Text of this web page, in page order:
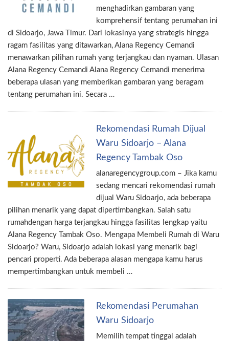
menghadirkan gambaran yang
komprehensif tentang perumahan ini
di Sidoarjo, Jawa Timur. Dari lokasinya yang strategis hingga
ragam fasilitas yang ditawarkan, Alana Regency Cemandi
menawarkan pilihan rumah yang terjangkau dan nyaman. Ulasan
Alana Regency Cemandi Alana Regency Cemandi menerima
beberapa ulasan yang memberikan gambaran yang beragam
tentang perumahan ini. Secara …
Rekomendasi Rumah Dijual
Waru Sidoarjo – Alana
Regency Tambak Oso
alanaregencygroup.com – Jika kamu
sedang mencari rekomendasi rumah
dijual Waru Sidoarjo, ada beberapa
pilihan menarik yang dapat dipertimbangkan. Salah satu
rumahdengan harga terjangkau hingga fasilitas lengkap yaitu
Alana Regency Tambak Oso. Mengapa Membeli Rumah di Waru
Sidoarjo? Waru, Sidoarjo adalah lokasi yang menarik bagi
pencari properti. Ada beberapa alasan mengapa kamu harus
mempertimbangkan untuk membeli …
Rekomendasi Perumahan
Waru Sidoarjo
Memilih tempat tinggal adalah